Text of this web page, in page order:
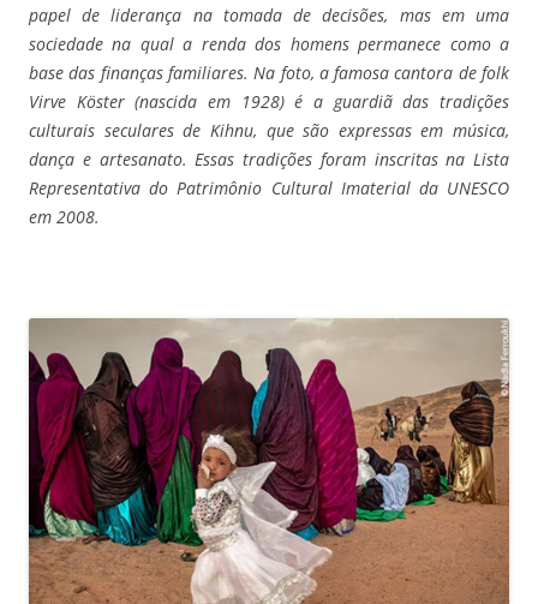
papel de liderança na tomada de decisões, mas em uma
sociedade na qual a renda dos homens permanece como a
base das finanças familiares.Na foto, a famosa cantora de folk
Virve Köster (nascida em 1928) é a guardiã das tradições
culturais seculares de Kihnu, que são expressas em música,
dança e artesanato. Essas tradições foram inscritas na Lista
Representativa do Patrimônio Cultural Imaterial da UNESCO
em 2008.